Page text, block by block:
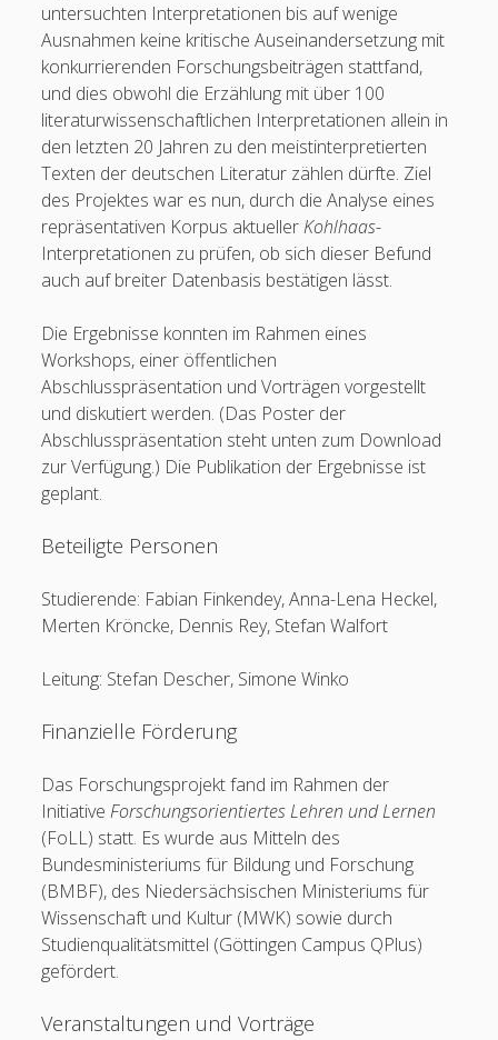
untersuchten Interpretationen bis auf wenige
Ausnahmen keine kritische Auseinandersetzung mit
konkurrierenden Forschungsbeiträgen stattfand,
und dies obwohl die Erzählung mit über 100
literaturwissenschaftlichen Interpretationen allein in
den letzten 20 Jahren zu den meistinterpretierten
Texten der deutschen Literatur zählen dürfte. Ziel
des Projektes war es nun, durch die Analyse eines
repräsentativen Korpus aktuellerKohlhaas-
Interpretationen zu prüfen, ob sich dieser Befund
auch auf breiter Datenbasis bestätigen lässt.
Die Ergebnisse konnten im Rahmen eines
Workshops, einer öffentlichen
Abschlusspräsentation und Vorträgen vorgestellt
und diskutiert werden. (Das Poster der
Abschlusspräsentation steht unten zum Download
zur Verfügung.) Die Publikation der Ergebnisse ist
geplant.
Beteiligte Personen
Studierende: Fabian Finkendey, Anna-Lena Heckel,
Merten Kröncke, Dennis Rey, Stefan Walfort
Leitung: Stefan Descher, Simone Winko
Finanzielle Förderung
Das Forschungsprojekt fand im Rahmen der
InitiativeForschungsorientiertes Lehren und Lernen
(FoLL) statt. Es wurde aus Mitteln des
Bundesministeriums für Bildung und Forschung
(BMBF), des Niedersächsischen Ministeriums für
Wissenschaft und Kultur (MWK) sowie durch
Studienqualitätsmittel (Göttingen Campus QPlus)
gefördert.
Veranstaltungen und Vorträge